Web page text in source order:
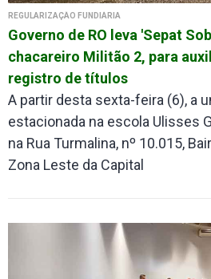
REGULARIZAÇÃO FUNDIÁRIA
Governo de RO leva 'Sepat
chacareiro Militão 2, para
registro de títulos
A partir desta sexta-feira (6), a
estacionada na escola Ulisses
na Rua Turmalina, nº 10.015,
Zona Leste da Capital